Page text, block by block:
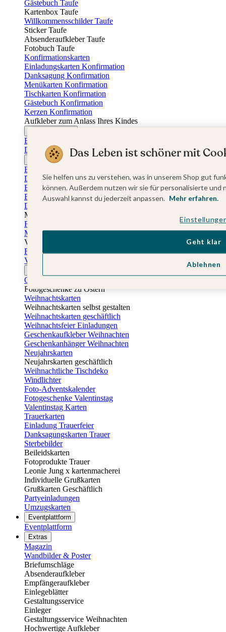
Gästebuch Taufe
Kartenbox Taufe
Willkommensschilder Taufe
Sticker Taufe
Absenderaufkleber Taufe
Fotobuch Taufe
Konfirmationskarten
Einladungskarten Konfirmation
Danksagung Konfirmation
Menükarten Konfirmation
Tischkarten Konfirmation
Gästebuch Konfirmation
Kerzen Konfirmation
Aufkleber zum Anlass Ihres Kindes
Einladungskarten Firmung
Dankeskarten Firmung
Jugendweihekarten
Einladungskarten Jugendweihe
Dankeskarten Jugendweihe
Einschulungskarten
Einladungskarten Einschulung
Danksagung Einschulung
Muttertag
Fotogeschenke Muttertag
Muttertagskarten
Vatertag
Fotogeschenke Vatertag
Vatertagskarten
Osterkarten
Fotogeschenke zu Ostern
Weihnachtskarten
Weihnachtskarten selbst gestalten
Weihnachtskarten geschäftlich
Weihnachtsfeier Einladungen
Geschenkaufkleber Weihnachten
Geschenkanhänger Weihnachten
Neujahrskarten
Neujahrskarten geschäftlich
Weihnachtliche Tischdeko
Windlichter
Foto-Adventskalender
Fotogeschenke Valentinstag
Valentinstag Karten
Trauerkarten
Einladung Trauerfeier
Danksagungskarten Trauer
Sterbebilder
Beileidskarten
Fotoprodukte Trauer
Leonie Jung x kartenmacherei
Individuelle Grußkarten
Grußkarten Geschäftlich
Partyeinladungen
Umzugskarten
Eventplattform
Eventplattform
Extras
Magazin
Wandbilder & Poster
Briefumschläge
Absenderaufkleber
Empfängeraufkleber
Einlegeblätter
Gestaltungsservice
Einleger
Gestaltungsservice Weihnachten
Hochwertige Aufkleber
Das Leben ist schöner mit
Sie helfen uns zu verstehen, was in unserem Shop gut
können. Außerdem nutzen wir sie für personalisierte
Auswahl kannst du jederzeit anpassen. Mehr erfahren.
Ablehnen
Geht klar